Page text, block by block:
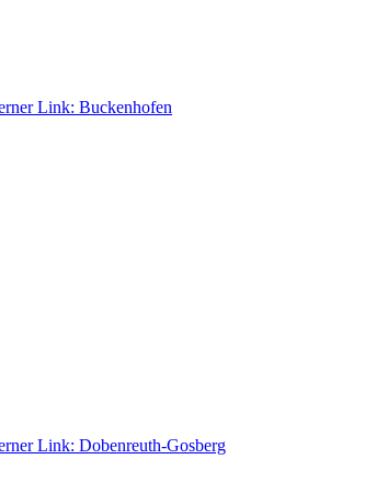
Link: Buckenhofen
Link: Dobenreuth-Gosberg